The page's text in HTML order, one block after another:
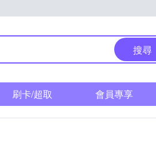
搜尋
刷卡/超取 會員專享